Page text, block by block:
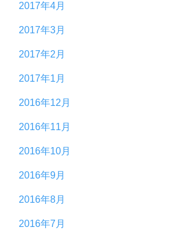
2017年4月
2017年3月
2017年2月
2017年1月
2016年12月
2016年11月
2016年10月
2016年9月
2016年8月
2016年7月